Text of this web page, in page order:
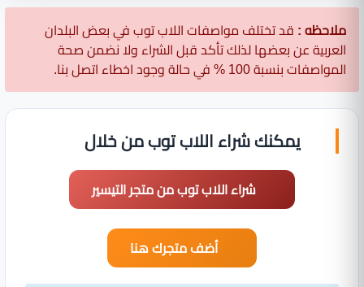
ملاحظه : قد تختلف مواصفات اللاب توب في بعض البلدان
العربية عن بعضها لذلك تأكد قبل الشراء ولا نضمن صحة
المواصفات بنسبة 100 % في حالة وجود اخطاء اتصل بنا.
يمكنك شراء اللاب توب من خلال
شراء اللاب توب من متجر التيسير
أضف متجرك هنا